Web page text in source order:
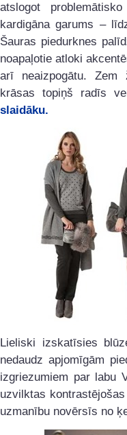
atslogot
kardigāna garums –
Šauras piedurknes
noapaļotie atloki
arī neaizpogātu. Zem
krāsas topiņš radīs
slaidāku.
Lieliski izskatīsies
nedaudz apjomīgām
izgriezumiem par labu
uzvilktas
uzmanību novērsīs no